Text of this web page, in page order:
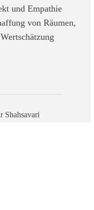
und Empathie
von Räumen,
Shahsavari